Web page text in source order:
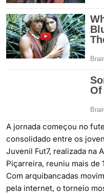
A jornada começou no
consolidado entre os
Juvenil Fut7, realizada na
Piçarreira, reuniu mais de
Com arquibancadas
pela internet, o torneio